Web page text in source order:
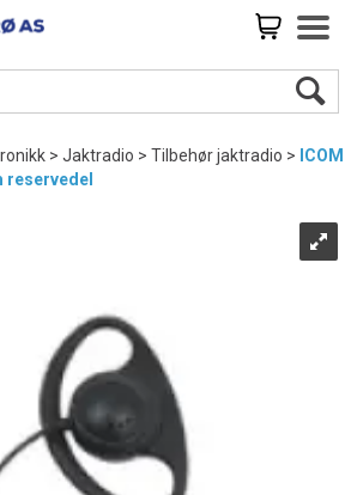
>Jaktradio>Tilbehør jaktradio> ICOM
reservedel